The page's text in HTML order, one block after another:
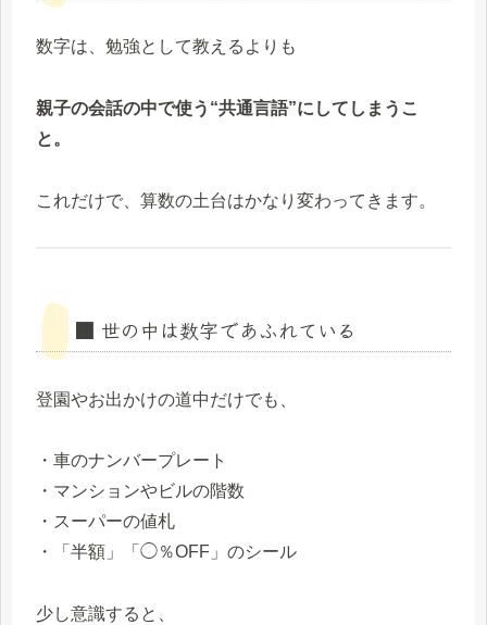
数字は、勉強として教えるよりも
親子の会話の中で使う“共通言語”にしてしまうこ
と。
これだけで、算数の土台はかなり変わってきます。
■ 世の中は数字であふれている
登園やお出かけの道中だけでも、
・車のナンバープレート
・マンションやビルの階数
・スーパーの値札
・「半額」「◯％OFF」のシール
少し意識すると、